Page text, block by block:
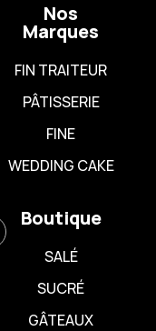
Nos
Marques
FIN TRAITEUR
PÂTISSERIE
FINE
WEDDING CAKE
Boutique
SALÉ
SUCRÉ
GÂTEAUX